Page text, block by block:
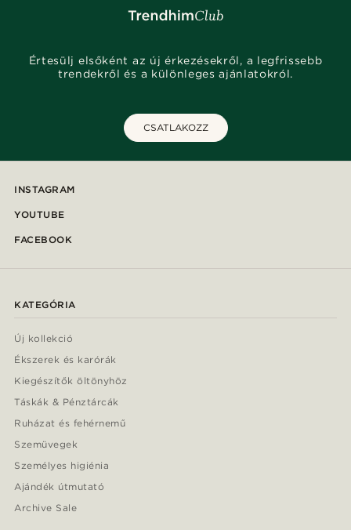
Értesülj elsőként az új érkezésekről, a legfrissebb
trendekről és a különleges ajánlatokról.
CSATLAKOZZ
INSTAGRAM
YOUTUBE
FACEBOOK
KATEGÓRIA
Új kollekció
Ékszerek és karórák
Kiegészítők öltönyhöz
Táskák & Pénztárcák
Ruházat és fehérnemű
Szemüvegek
Személyes higiénia
Ajándék útmutató
Archive Sale